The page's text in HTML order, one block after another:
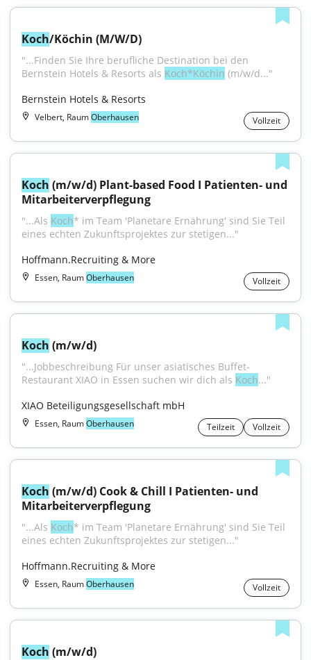
Koch/Köchin (M/W/D)
"...Finden Sie Ihre berufliche Destination bei den
Bernstein Hotels & Resorts als Koch*Köchin (m/w/d..."
Bernstein Hotels & Resorts
Velbert, RaumOberhausen Vollzeit
Koch (m/w/d) Plant-based Food I Patienten- und
Mitarbeiterverpflegung
"...Als Koch* im Team 'Planetare Ernährung' sind Sie Teil
eines echten Zukunftsprojektes zur stetigen..."
Hoffmann.Recruiting & More
Essen, RaumOberhausen Vollzeit
Koch (m/w/d)
"...Jobbeschreibung Für unser asiatisches Buffet-
Restaurant XIAO in Essen suchen wir dich als Koch..."
XIAO Beteiligungsgesellschaft mbH
Essen, RaumOberhausen Teilzeit Vollzeit
Koch (m/w/d) Cook & Chill I Patienten- und
Mitarbeiterverpflegung
"...Als Koch* im Team 'Planetare Ernährung' sind Sie Teil
eines echten Zukunftsprojektes zur stetigen..."
Hoffmann.Recruiting & More
Essen, RaumOberhausen Vollzeit
Koch (m/w/d)